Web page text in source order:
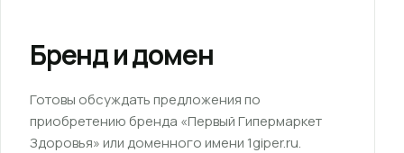
Бренд и домен
Готовы обсуждать предложения по
приобретению бренда «Первый Гипермаркет
Здоровья» или доменного имени 1giper.ru.